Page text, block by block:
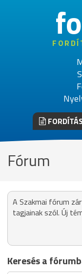
Fórum
A Szakmai fórum
tagjainak szól. Új
Keresés a